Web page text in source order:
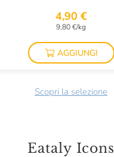
4,90 €
9,80 €/kg
AGGIUNGI
Scopri la selezione
Eataly Icons